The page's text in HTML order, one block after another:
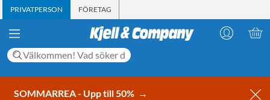
PRIVATPERSON FÖRETAG
SOMMARREA - Upp till 50% →